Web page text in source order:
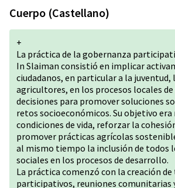
Cuerpo (Castellano)
+
La práctica de la gobernanza
In Slaiman consistió en implicar
ciudadanos, en particular a la juventud,
agricultores, en los procesos locales
decisiones para promover soluciones
retos socioeconómicos. Su objetivo
condiciones de vida, reforzar la
promover prácticas agrícolas
al mismo tiempo la inclusión de todos
sociales en los procesos de desarrollo.
La práctica comenzó con la creación
participativos, reuniones comunitarias